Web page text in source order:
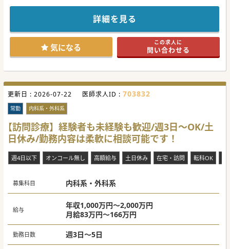
得ております。
毎年、利用患者数は増加し、益々地域での評価を得、期待も
高まり、ゆえに更なる診療体制の充実を常に目指しておりま
す。
最寄駅からも高速インターからもアクセスのよい医療機関で
関心をお持ちいただけましたらお気軽にお問い合わせくださ
い。
#秋入職可
詳細を見る
気になる この求人に
問い合わせる
更新日 : 2026-07-22 医師求人ID : 703832
常勤 内科系・外科系
【訪問診療】経験者も未経験も歓迎/週3日～OK/土
日休み/勤務内容は柔軟に相談可能です！
週4日以下 オンコール無し 高額給与 土日休み 在宅・訪問 転科OK
募集科目 内科系・外科系
給与
年収1,000万円～2,000万円
月給83万円～166万円
勤務日数 週3日～5日